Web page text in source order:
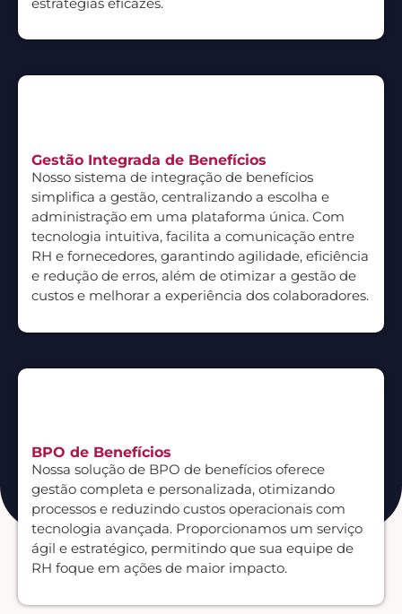
Gestão Integrada de Benefícios
Nosso sistema de integração de benefícios
simplifica a gestão, centralizando a escolha e
administração em uma plataforma única. Com
tecnologia intuitiva, facilita a comunicação entre
RH e fornecedores, garantindo agilidade, eficiência
e redução de erros, além de otimizar a gestão de
custos e melhorar a experiência dos colaboradores.
BPO de Benefícios
Nossa solução de BPO de benefícios oferece
gestão completa e personalizada, otimizando
processos e reduzindo custos operacionais com
tecnologia avançada. Proporcionamos um serviço
ágil e estratégico, permitindo que sua equipe de
RH foque em ações de maior impacto.